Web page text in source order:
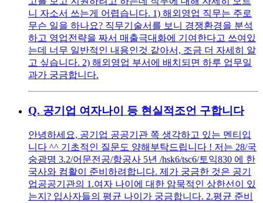
니 자소서 쓰는게 어렵습니다. 1) 해외영업 직무는 주로
무슨 일을 하나요? 직무기술서를 보니 경쟁환경을 분석
하고 영업전략을 짜서 매출극대화에 기여한다고 쓰여있
는데 너무 일반적인 내용인것 같아서, 조금 더 자세히 알
고 싶습니다. 2) 해외영업 부서에 배치되면 하루 업무일
과가 궁금합니다.
Q. 공기업 여자나이 등 현실적조언 구합니다
안녕하세요, 공기업 공공기관 쪽 생각하고 있는 멘티입
니다 ^^ 기초적인 질문도 양해부탁드립니다 ! 저는 28/국
숭광명 3.2/어문전공/항공사 5년 /hsk6/tsc6/토익830 에 한
국사와 컴활이 준비하려합니다. 제가 궁금한 것은 공기
업공공기관의 1.여자 나이에 대한 암묵적인 상한선이 있
는지? 입사자들의 평균 나이가 궁금합니다. 2.평균 준비